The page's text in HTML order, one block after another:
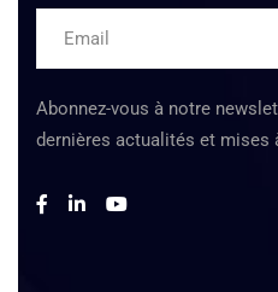
Abonnez-vous à notre
dernières actualités et mises